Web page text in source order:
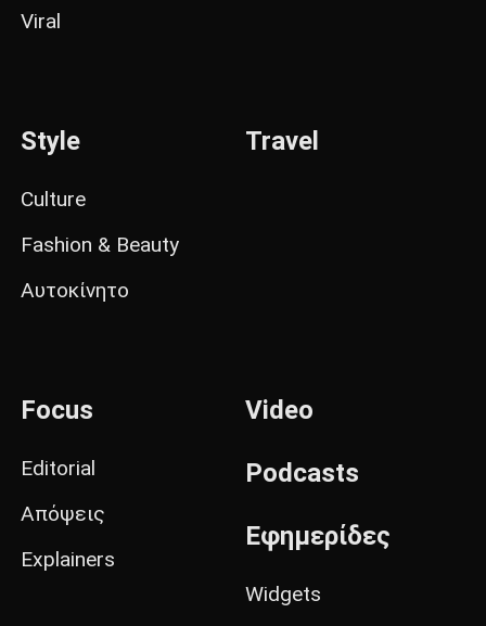
Viral
Style
Culture
Fashion & Beauty
Αυτοκίνητο
Travel
Focus
Editorial
Απόψεις
Explainers
Video
Podcasts
Εφημερίδες
Widgets